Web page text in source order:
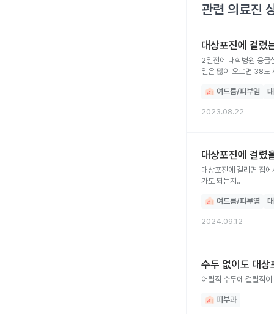
관련 의료진
대상포진에 걸렸
2일전에 대학병원 응급
열은 많이 오르면 38도
여드름/피부염
2023.08.22
대상포진에 걸렸
대상포진에 걸리면 집
가도 되는지..
여드름/피부염
2024.09.12
수두 없이도 대
어릴적 수두에 걸릴적
피부과